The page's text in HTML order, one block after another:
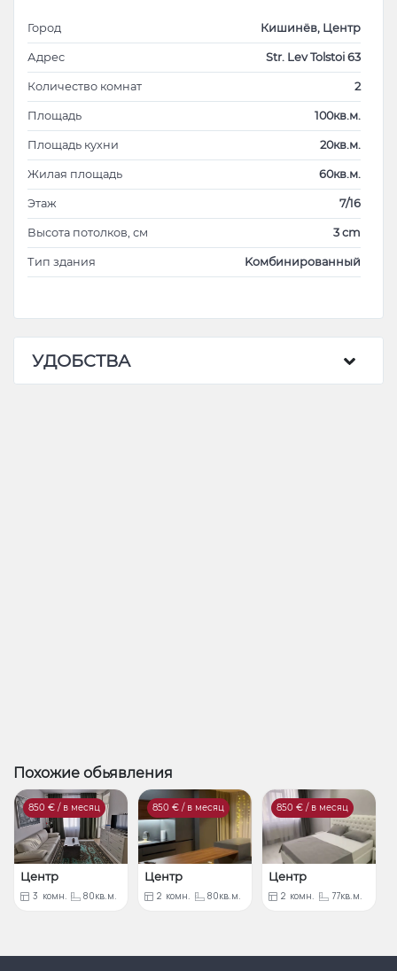
Город Кишинёв, Центр
Адрес Str. Lev Tolstoi 63
Количество комнат 2
Площадь 100кв.м.
Площадь кухни 20кв.м.
Жилая площадь 60кв.м.
Этаж 7/16
Высота потолков, см 3 cm
Тип здания Kомбинированный
УДОБСТВА
Похожие обьявления
850 € / в месяц
Центр
3 комн. 80кв.м.
850 € / в месяц
Центр
2 комн. 80кв.м.
850 € / в месяц
Центр
2 комн. 77кв.м.